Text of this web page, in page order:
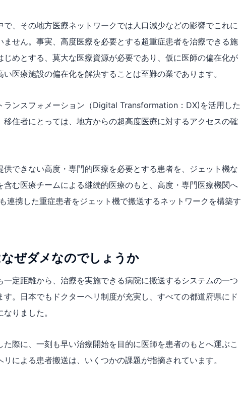
で、その地方医療ネットワークでは人口減少などの影響でこれに
せん。事実、高度医療を必要とする超重症患者を治療できる施
めとする、莫大な医療資源が必要であり、仮に医師の偏在化が
医療施設の偏在化を解決することは至難の業であります。
ランスフォメーション（Digital Transformation：DX)を活用した
住者にとっては、地方からの超高度医療に対するアクセスの確
できない高度・専門的医療を必要とする患者を、ジェット機な
含む医療チームによる継続的医療のもと、高度・専門医療機関へ
連携した重症患者をジェット機で搬送するネットワークを構築す
ぜダメなのでしょうか
定距離から、治療を実施できる病院に搬送するシステムの一つ
す。日本でもドクターヘリ制度が充実し、すべての都道府県にド
りました。
た際に、一刻も早い治療開始を目的に医師を患者のもとへ運ぶこ
による患者搬送は、いくつかの課題が指摘されています。